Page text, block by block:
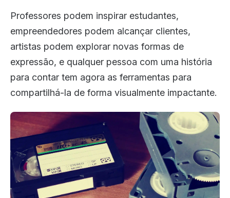
Professores podem inspirar estudantes,
empreendedores podem alcançar clientes,
artistas podem explorar novas formas de
expressão, e qualquer pessoa com uma história
para contar tem agora as ferramentas para
compartilhá-la de forma visualmente impactante.